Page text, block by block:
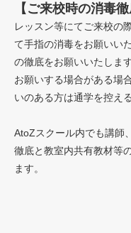
【ご来校時の消毒徹
レッスン等にてご来校の
て手指の消毒をお願いい
の徹底をお願いいたしま
お願いする場合がある場
いのある方は通学を控え
AtoZスクール内でも講師
徹底と教室内共有教材等
ます。